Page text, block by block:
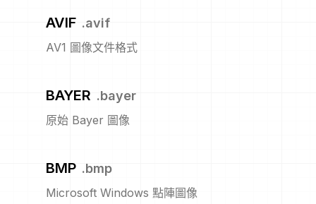
AVIF .avif
AV1 圖像文件格式
BAYER .bayer
原始 Bayer 圖像
BMP .bmp
Microsoft Windows 點陣圖像